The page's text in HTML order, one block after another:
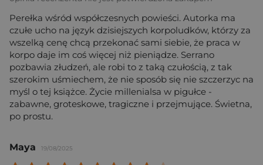
Perełka wśród współczesnych powieści. Autorka ma
czułe ucho na język dzisiejszych korpoludków, którzy za
wszelką cenę chcą przekonać sami siebie, że praca w
korpo daje im coś więcej niż pieniądze. Serrano
pozbawia złudzeń, ale robi to z taką czułością, z tak
szerokim uśmiechem, że nie sposób się nie szczerzyc na
myśl o tej książce. Życie millenialsa w pigułce -
zabawne, groteskowe, tragiczne i przejmujące. Świetna,
po prostu.
Maya 19/08/2025